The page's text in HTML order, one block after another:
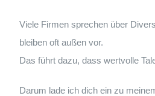
Viele Firmen sprechen über
bleiben oft außen vor.
Das führt dazu, dass wertvolle
Darum lade ich dich ein zu